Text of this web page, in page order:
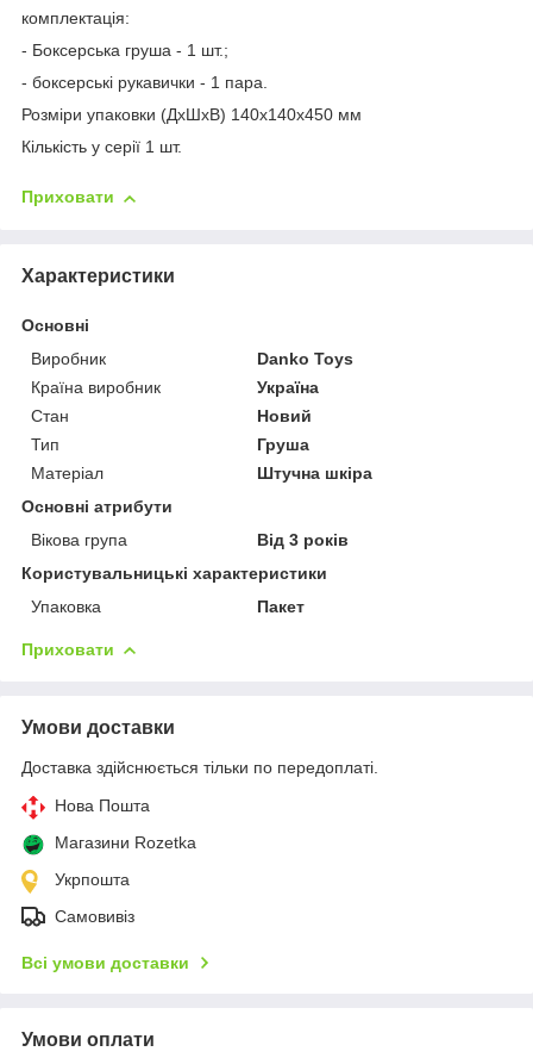
комплектація:
- Боксерська груша - 1 шт.;
- боксерські рукавички - 1 пара.
Розміри упаковки (ДхШхВ) 140х140х450 мм
Кількість у серії 1 шт.
Приховати
Характеристики
Основні
Виробник
Danko Toys
Країна виробник
Україна
Стан
Новий
Тип
Груша
Матеріал
Штучна шкіра
Основні атрибути
Вікова група
Від 3 років
Користувальницькі характеристики
Упаковка
Пакет
Приховати
Умови доставки
Доставка здійснюється тільки по передоплаті.
Нова Пошта
Магазини Rozetka
Укрпошта
Самовивіз
Всі умови доставки
Умови оплати